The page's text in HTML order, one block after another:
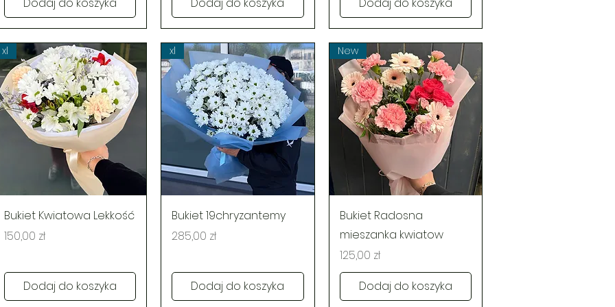
Podgląd
xl
Bukiet Kwiatowa Lekkość
Cena
150,00 zł
Dodaj do koszyka
Podgląd
xl
Bukiet 19chryzantemy
Cena
285,00 zł
Dodaj do koszyka
Podgląd
New
Bukiet Radosna
mieszanka kwiatow
Cena
125,00 zł
Dodaj do koszyka